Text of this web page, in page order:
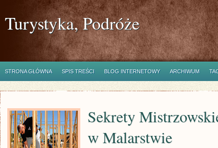
Turystyka, Podróże
STRONA GŁÓWNA SPIS TREŚCI BLOG INTERNETOWY ARCHIWUM
Sekrety
w Malarstwie